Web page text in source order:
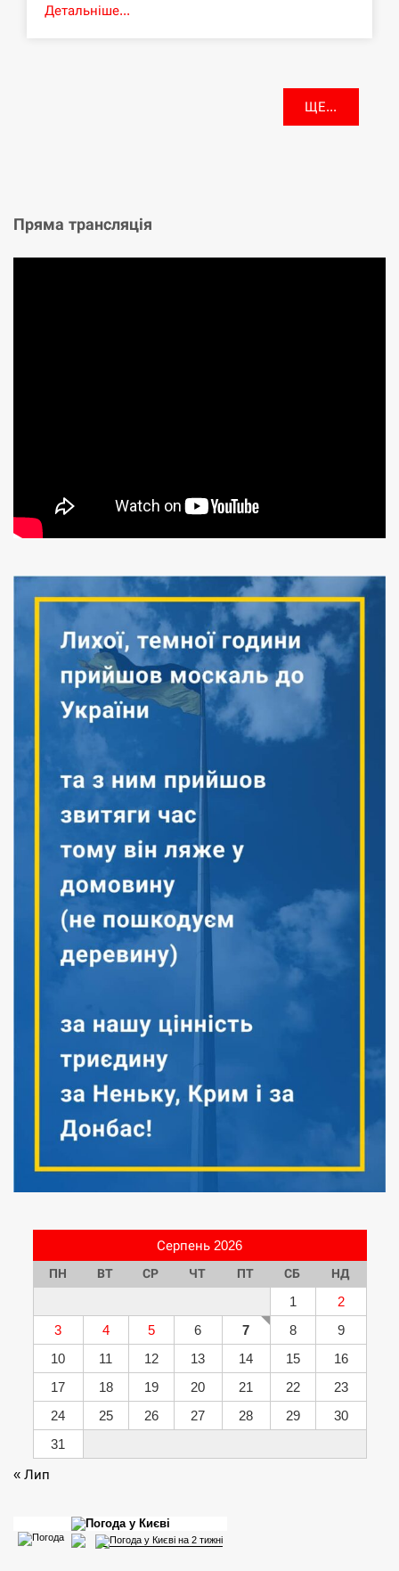
Детальніше...
ЩЕ...
Пряма трансляція
Серпень 2026
ПН ВТ СР ЧТ ПТ СБ НД
1
2
3
4 5 6 7 8
9
10
11 12 13 14 15
16
17
18 19 20 21 22
23
24
25 26 27 28 29
30
31
« Лип